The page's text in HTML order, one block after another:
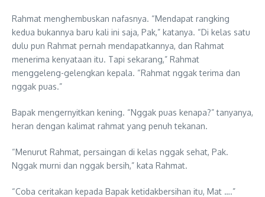
Rahmat menghembuskan nafasnya. “Mendapat rangking
kedua bukannya baru kali ini saja, Pak,” katanya. “Di kelas satu
dulu pun Rahmat pernah mendapatkannya, dan Rahmat
menerima kenyataan itu. Tapi sekarang,” Rahmat
menggeleng-gelengkan kepala. “Rahmat nggak terima dan
nggak puas.”
Bapak mengernyitkan kening. “Nggak puas kenapa?” tanyanya,
heran dengan kalimat rahmat yang penuh tekanan.
“Menurut Rahmat, persaingan di kelas nggak sehat, Pak.
Nggak murni dan nggak bersih,” kata Rahmat.
“Coba ceritakan kepada Bapak ketidakbersihan itu, Mat ….”